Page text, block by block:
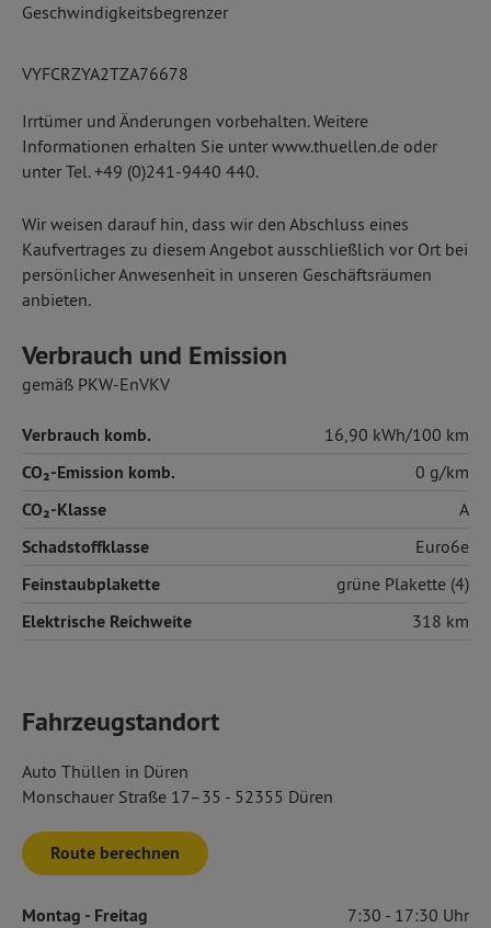
Geschwindigkeitsbegrenzer
VYFCRZYA2TZA76678
Irrtümer und Änderungen vorbehalten. Weitere
Informationen erhalten Sie unter www.thuellen.de oder
unter Tel. +49 (0)241-9440 440.
Wir weisen darauf hin, dass wir den Abschluss eines
Kaufvertrages zu diesem Angebot ausschließlich vor Ort bei
persönlicher Anwesenheit in unseren Geschäftsräumen
anbieten.
Verbrauch und Emission
gemäß PKW-EnVKV
Verbrauch komb. 16,90 kWh/100 km
CO₂-Emission komb. 0 g/km
CO₂-Klasse A
Schadstoffklasse Euro6e
Feinstaubplakette grüne Plakette (4)
Elektrische Reichweite 318 km
Fahrzeugstandort
Auto Thüllen in Düren
Monschauer Straße 17–35 - 52355 Düren
Route berechnen
Montag - Freitag 7:30 17:30